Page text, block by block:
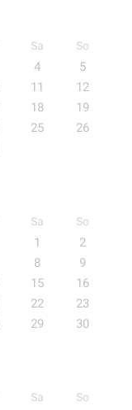
Sa So
4
5
11
12
18
19
25
26
Sa So
1
2
8
9
15
16
22
23
29 30
Sa So